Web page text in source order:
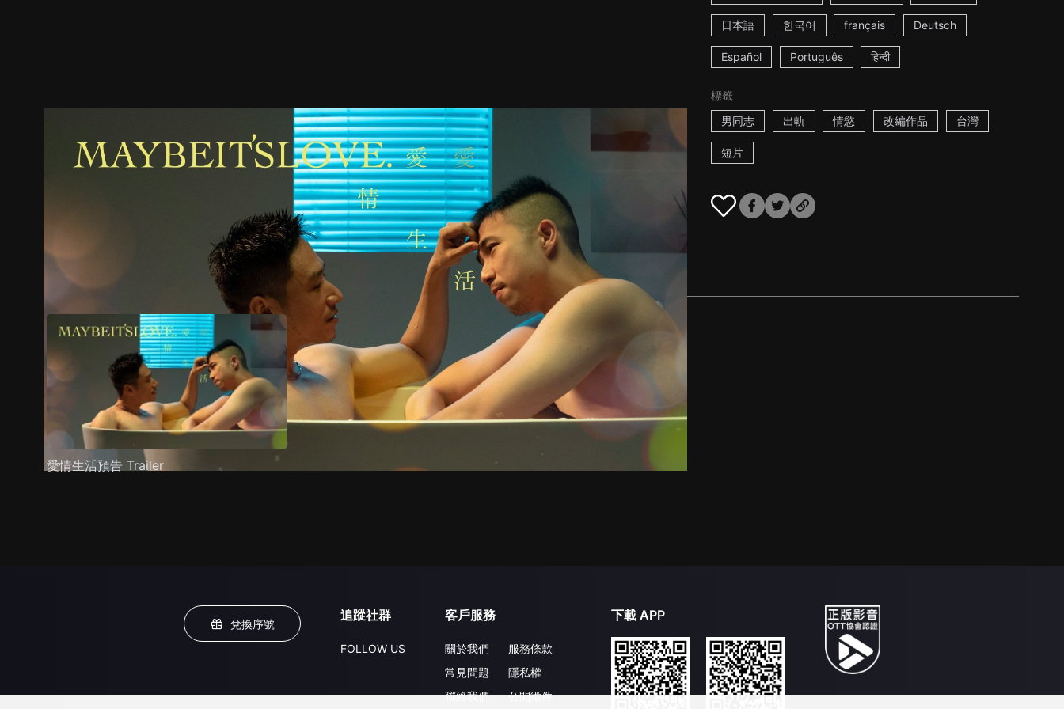
日本語 한국어 français Deutsch
Español Português हिन्दी
標籤
男同志
出軌 情慾 改編作品 台灣
短片
劇情介紹
愛情生活預告 Trailer
兌換序號
追蹤社群
FOLLOW US
客戶服務
關於我們
常見問題
聯絡我們
服務條款
隱私權
公開徵件
下載 APP